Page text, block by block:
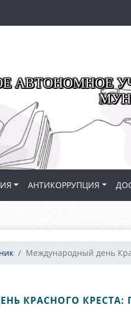
АВТОНОМНОЕ
АНТИКОРРУПЦИЯ
Международный день
КРАСНОГО